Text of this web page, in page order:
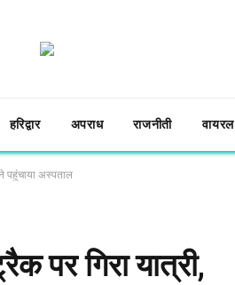
हरिद्वार अपराध राजनीती वायरल
पहुंचाया अस्पताल
पर गिरा यात्री,